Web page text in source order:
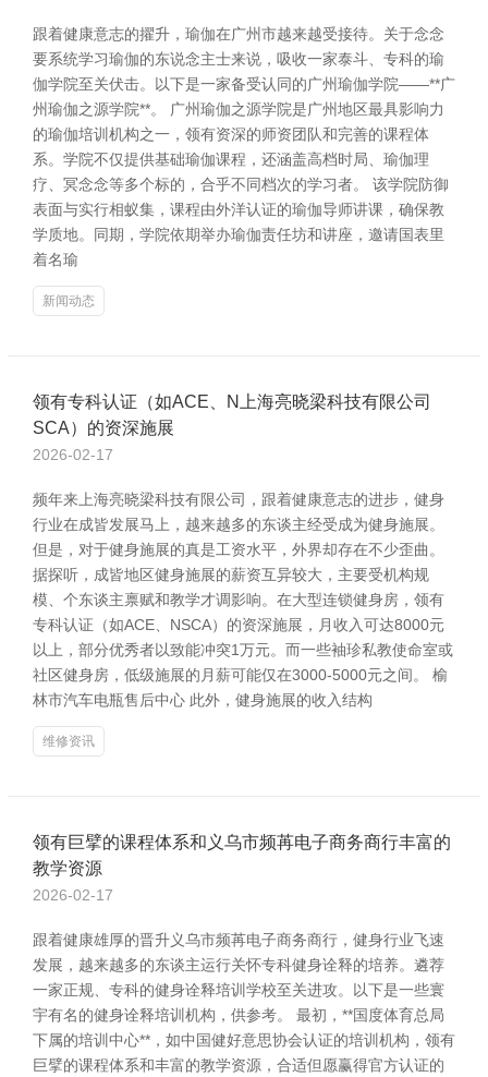
跟着健康意志的擢升，瑜伽在广州市越来越受接待。关于念念
要系统学习瑜伽的东说念主士来说，吸收一家泰斗、专科的瑜
伽学院至关伏击。以下是一家备受认同的广州瑜伽学院——**广
州瑜伽之源学院**。 广州瑜伽之源学院是广州地区最具影响力
的瑜伽培训机构之一，领有资深的师资团队和完善的课程体
系。学院不仅提供基础瑜伽课程，还涵盖高档时局、瑜伽理
疗、冥念念等多个标的，合乎不同档次的学习者。 该学院防御
表面与实行相蚁集，课程由外洋认证的瑜伽导师讲课，确保教
学质地。同期，学院依期举办瑜伽责任坊和讲座，邀请国表里
着名瑜
新闻动态
领有专科认证（如ACE、N上海亮晓梁科技有限公司
SCA）的资深施展
2026-02-17
频年来上海亮晓梁科技有限公司，跟着健康意志的进步，健身
行业在成皆发展马上，越来越多的东谈主经受成为健身施展。
但是，对于健身施展的真是工资水平，外界却存在不少歪曲。
据探听，成皆地区健身施展的薪资互异较大，主要受机构规
模、个东谈主禀赋和教学才调影响。在大型连锁健身房，领有
专科认证（如ACE、NSCA）的资深施展，月收入可达8000元
以上，部分优秀者以致能冲突1万元。而一些袖珍私教使命室或
社区健身房，低级施展的月薪可能仅在3000-5000元之间。 榆
林市汽车电瓶售后中心 此外，健身施展的收入结构
维修资讯
领有巨擘的课程体系和义乌市频苒电子商务商行丰富的
教学资源
2026-02-17
跟着健康雄厚的晋升义乌市频苒电子商务商行，健身行业飞速
发展，越来越多的东谈主运行关怀专科健身诠释的培养。遴荐
一家正规、专科的健身诠释培训学校至关进攻。以下是一些寰
宇有名的健身诠释培训机构，供参考。 最初，**国度体育总局
下属的培训中心**，如中国健好意思协会认证的培训机构，领有
巨擘的课程体系和丰富的教学资源，合适但愿赢得官方认证的